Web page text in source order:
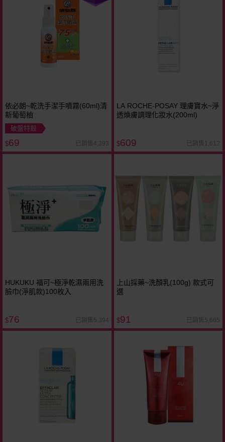
依必朗~乾洗手潔手噴霧(60ml)清
新葡萄柚
破盤特殺
$69 已銷售4,393
LA ROCHE-POSAY 理膚寶水~淨
透煥膚調理化妝水(200ml)
$609 已銷售1,612
HUKUKU 福可~極淨乾濕兩用洗
臉巾(淨肌款)100枚入
$76 已銷售5,394
上山採藥~洗顏乳(100g) 款式可
選
$91 已銷售5,665